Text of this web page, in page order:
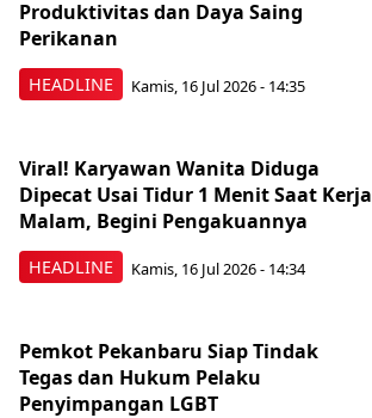
HEADLINE
Produktivitas dan Daya Saing
Perikanan
Kamis, 16 Jul 2026 - 14:35
HEADLINE
Viral! Karyawan Wanita Diduga
Dipecat Usai Tidur 1 Menit Saat Kerja
Malam, Begini Pengakuannya
Kamis, 16 Jul 2026 - 14:34
Pemkot Pekanbaru Siap Tindak
Tegas dan Hukum Pelaku
Penyimpangan LGBT